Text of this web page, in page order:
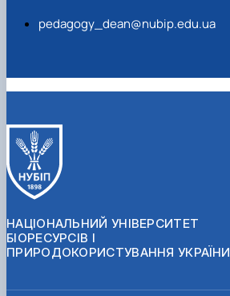
pedagogy_dean@nubip.edu.ua
НАЦІОНАЛЬНИЙ УНІВЕРСИТЕТ
БІОРЕСУРСІВ І
ПРИРОДОКОРИСТУВАННЯ УКРАЇНИ